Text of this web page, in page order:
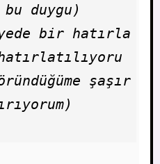
duygu)
bir hatırla
şaşır